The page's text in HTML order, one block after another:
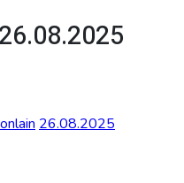
26.08.2025